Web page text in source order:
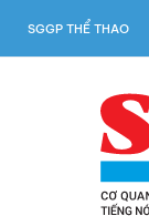
SGGP THỂ THAO